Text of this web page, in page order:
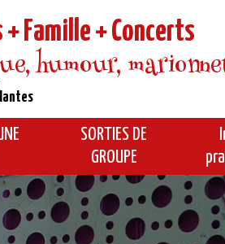
+ Famille + Concerts
humour,
SORTIES DE
GROUPE